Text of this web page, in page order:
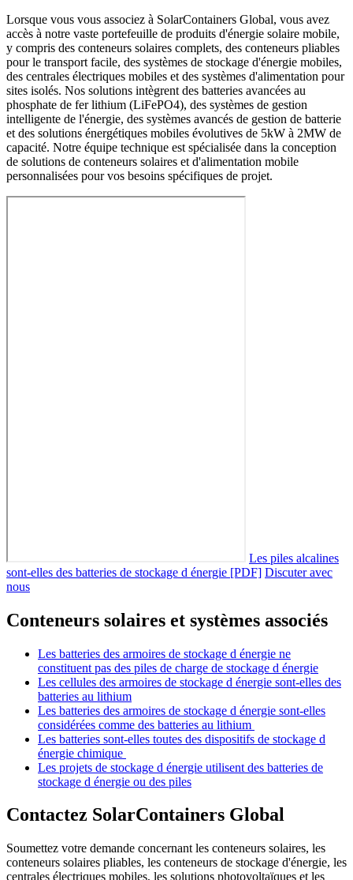
Lorsque vous vous associez à SolarContainers Global, vous avez
accès à notre vaste portefeuille de produits d'énergie solaire mobile,
y compris des conteneurs solaires complets, des conteneurs pliables
pour le transport facile, des systèmes de stockage d'énergie mobiles,
des centrales électriques mobiles et des systèmes d'alimentation pour
sites isolés. Nos solutions intègrent des batteries avancées au
phosphate de fer lithium (LiFePO4), des systèmes de gestion
intelligente de l'énergie, des systèmes avancés de gestion de batterie
et des solutions énergétiques mobiles évolutives de 5kW à 2MW de
capacité. Notre équipe technique est spécialisée dans la conception
de solutions de conteneurs solaires et d'alimentation mobile
personnalisées pour vos besoins spécifiques de projet.
Les piles alcalines
sont-elles des batteries de stockage d énergie [PDF] Discuter avec
nous
Conteneurs solaires et systèmes associés
Les batteries des armoires de stockage d énergie ne
constituent pas des piles de charge de stockage d énergie
Les cellules des armoires de stockage d énergie sont-elles des
batteries au lithium
Les batteries des armoires de stockage d énergie sont-elles
considérées comme des batteries au lithium
Les batteries sont-elles toutes des dispositifs de stockage d
énergie chimique
Les projets de stockage d énergie utilisent des batteries de
stockage d énergie ou des piles
Contactez SolarContainers Global
Soumettez votre demande concernant les conteneurs solaires, les
conteneurs solaires pliables, les conteneurs de stockage d'énergie, les
centrales électriques mobiles, les solutions photovoltaïques et les